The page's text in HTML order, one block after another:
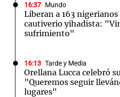
16:37 Mundo
Liberan a 163 nigerianos
cautiverio yihadista:
sufrimiento"
16:13 Tarde y Media
Orellana Lucca celebró
"Queremos seguir
lugares"